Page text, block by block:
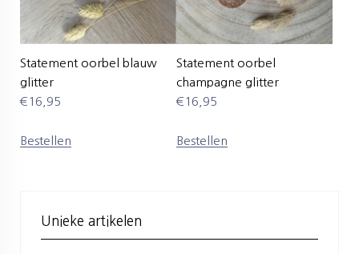
Statement oorbel blauw
glitter
€ 16,95
Bestellen
Statement oorbel
champagne glitter
€ 16,95
Bestellen
Unieke artikelen